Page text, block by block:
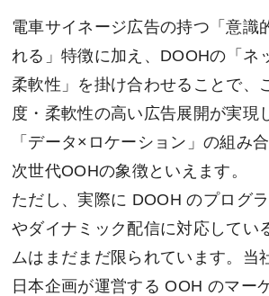
電車サイネージ広告の持つ「意識
れる」特徴に加え、DOOHの「ネ
柔軟性」を掛け合わせることで、
度・柔軟性の高い広告展開が実現
「データ×ロケーション」の組み
次世代OOHの象徴といえます。
ただし、実際に DOOH のプログ
やダイナミック配信に対応してい
ムはまだまだ限られています。当
日本企画が運営する OOH のマー